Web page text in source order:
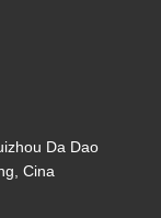
Da Dao
Cina